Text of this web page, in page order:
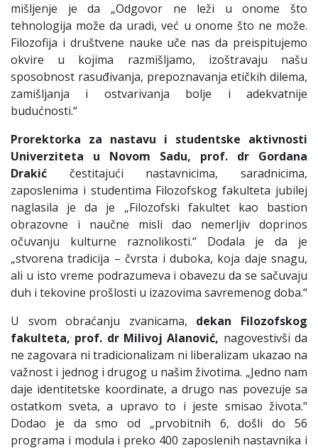
mišljenje je da „Odgovor ne leži u onome što
tehnologija može da uradi, već u onome što ne može.
Filozofija i društvene nauke uče nas da preispitujemo
okvire u kojima razmišljamo, izoštravaju našu
sposobnost rasuđivanja, prepoznavanja etičkih dilema,
zamišljanja i ostvarivanja bolje i adekvatnije
budućnosti.“
Prorektorka za nastavu i studentske aktivnosti
Univerziteta u Novom Sadu, prof. dr Gordana
Drakić čestitajući nastavnicima, saradnicima,
zaposlenima i studentima Filozofskog fakulteta jubilej
naglasila je da je „Filozofski fakultet kao bastion
obrazovne i naučne misli dao nemerljiv doprinos
očuvanju kulturne raznolikosti.“ Dodala je da je
„stvorena tradicija – čvrsta i duboka, koja daje snagu,
ali u isto vreme podrazumeva i obavezu da se sačuvaju
duh i tekovine prošlosti u izazovima savremenog doba.“
U svom obraćanju zvanicama, dekan Filozofskog
fakulteta, prof. dr Milivoj Alanović, nagovestivši da
ne zagovara ni tradicionalizam ni liberalizam ukazao na
važnost i jednog i drugog u našim životima. „Jedno nam
daje identitetske koordinate, a drugo nas povezuje sa
ostatkom sveta, a upravo to i jeste smisao života.“
Dodao je da smo od „prvobitnih 6, došli do 56
programa i modula i preko 400 zaposlenih nastavnika i